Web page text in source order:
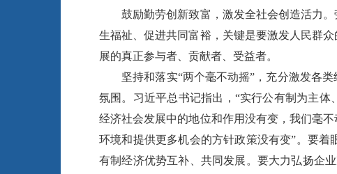
鼓励勤劳创新致富，激发全社会创造活力。
生福祉、促进共同富裕，关键是要激发人民群
展的真正参与者、贡献者、受益者。
坚持和落实“两个毫不动摇”，充分激发各类
氛围。习近平总书记指出，“实行公有制为主
经济社会发展中的地位和作用没有变，我们毫
环境和提供更多机会的方针政策没有变”。要
有制经济优势互补、共同发展。要大力弘扬企